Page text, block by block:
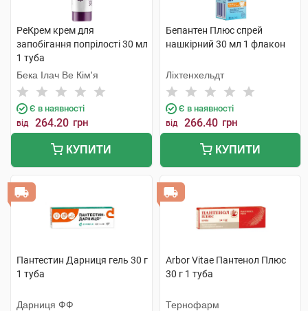
РеКрем крем для
запобігання попрілості 30 мл
1 туба
Бека Ілач Ве Кім'я
Є в наявності
від 264.20 грн
КУПИТИ
Бепантен Плюс спрей
нашкірний 30 мл 1 флакон
Ліхтенхельдт
Є в наявності
від 266.40 грн
КУПИТИ
Пантестин Дарниця гель 30 г
1 туба
Дарниця ФФ
Arbor Vitae Пантенол Плюс
30 г 1 туба
Тернофарм